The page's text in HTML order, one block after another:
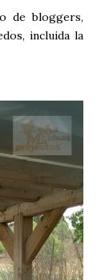
de bloggers,
incluida la